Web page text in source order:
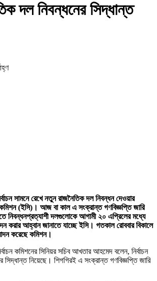
দল নিবন্ধনের সিদ্ধান্ত
সামনে রেখে নতুন রাজনৈতিক দল নিবন্ধন দেওয়ার
কমিশন (ইসি)। আজ বা কাল এ সংক্রান্ত গণবিজ্ঞপ্তি জারি
নিবন্ধনপ্রত্যাশী দলগুলোকে আগামী ২০ এপ্রিলের মধ্যে
করার আহ্বান জানাতে যাচ্ছে ইসি। গতকাল রোববার বিকালে
করেছে কমিশন।
কমিশনের সিনিয়র সচিব আখতার আহমেদ বলেন, নির্বাচন
নিয়েছে। শিগগিরই এ সংক্রান্ত গণবিজ্ঞপ্তি জারি